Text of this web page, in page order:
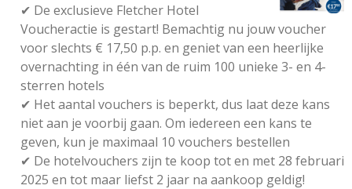
✔ De exclusieve Fletcher Hotel
Voucheractie is gestart! Bemachtig nu jouw voucher
voor slechts € 17,50 p.p. en geniet van een heerlijke
overnachting in één van de ruim 100 unieke 3- en 4-
sterren hotels
✔ Het aantal vouchers is beperkt, dus laat deze kans
niet aan je voorbij gaan. Om iedereen een kans te
geven, kun je maximaal 10 vouchers bestellen
✔ De hotelvouchers zijn te koop tot en met 28 februari
2025 en tot maar liefst 2 jaar na aankoop geldig!